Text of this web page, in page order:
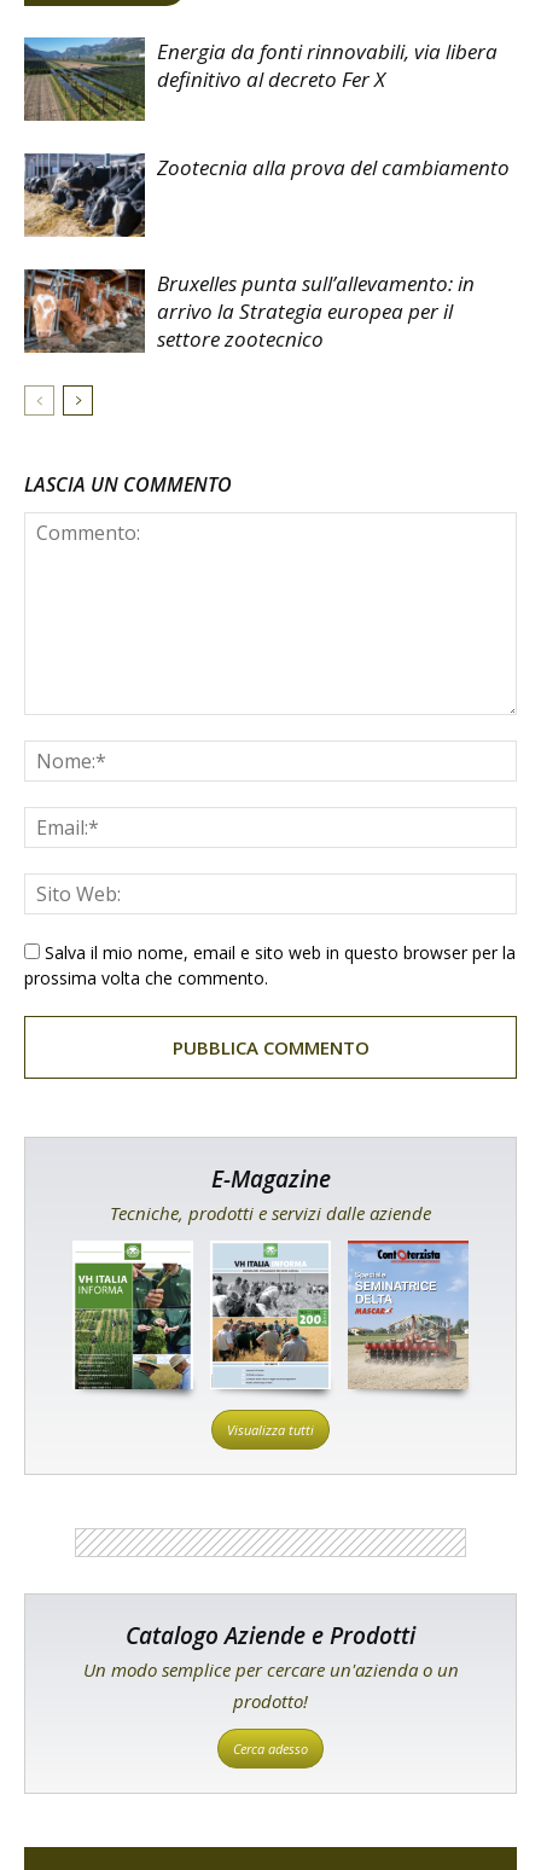
Energia da fonti rinnovabili, via libera
definitivo al decreto Fer X
Zootecnia alla prova del cambiamento
Bruxelles punta sull’allevamento: in
arrivo la Strategia europea per il
settore zootecnico
LASCIA UN COMMENTO
Salva il mio nome, email e sito web in questo browser per la
prossima volta che commento.
E-Magazine
Tecniche, prodotti e servizi dalle aziende
Visualizza tutti
Catalogo Aziende e Prodotti
Un modo semplice per cercare un'azienda o un
prodotto!
Cerca adesso